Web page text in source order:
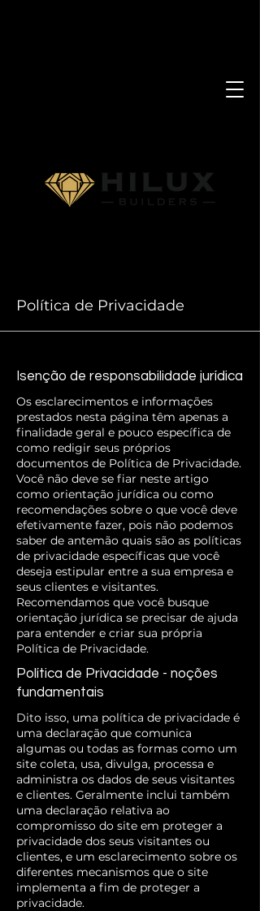
Política de Privacidade
Isenção de responsabilidade jurídica
Os esclarecimentos e informações
prestados nesta página têm apenas a
finalidade geral e pouco específica de
como redigir seus próprios
documentos de Política de Privacidade.
Você não deve se fiar neste artigo
como orientação jurídica ou como
recomendações sobre o que você deve
efetivamente fazer, pois não podemos
saber de antemão quais são as políticas
de privacidade específicas que você
deseja estipular entre a sua empresa e
seus clientes e visitantes.
Recomendamos que você busque
orientação jurídica se precisar de ajuda
para entender e criar sua própria
Política de Privacidade.
Política de Privacidade - noções
fundamentais
Dito isso, uma política de privacidade é
uma declaração que comunica
algumas ou todas as formas como um
site coleta, usa, divulga, processa e
administra os dados de seus visitantes
e clientes. Geralmente inclui também
uma declaração relativa ao
compromisso do site em proteger a
privacidade dos seus visitantes ou
clientes, e um esclarecimento sobre os
diferentes mecanismos que o site
implementa a fim de proteger a
privacidade.